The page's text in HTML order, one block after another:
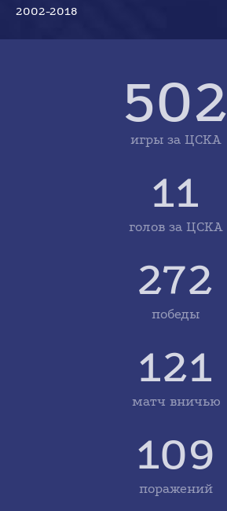
2002-2018
502
игры за ЦСКА
11
голов за ЦСКА
272
победы
121
матч вничью
109
поражений